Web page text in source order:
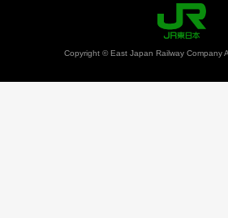
Copyright © East Japan Railway Company